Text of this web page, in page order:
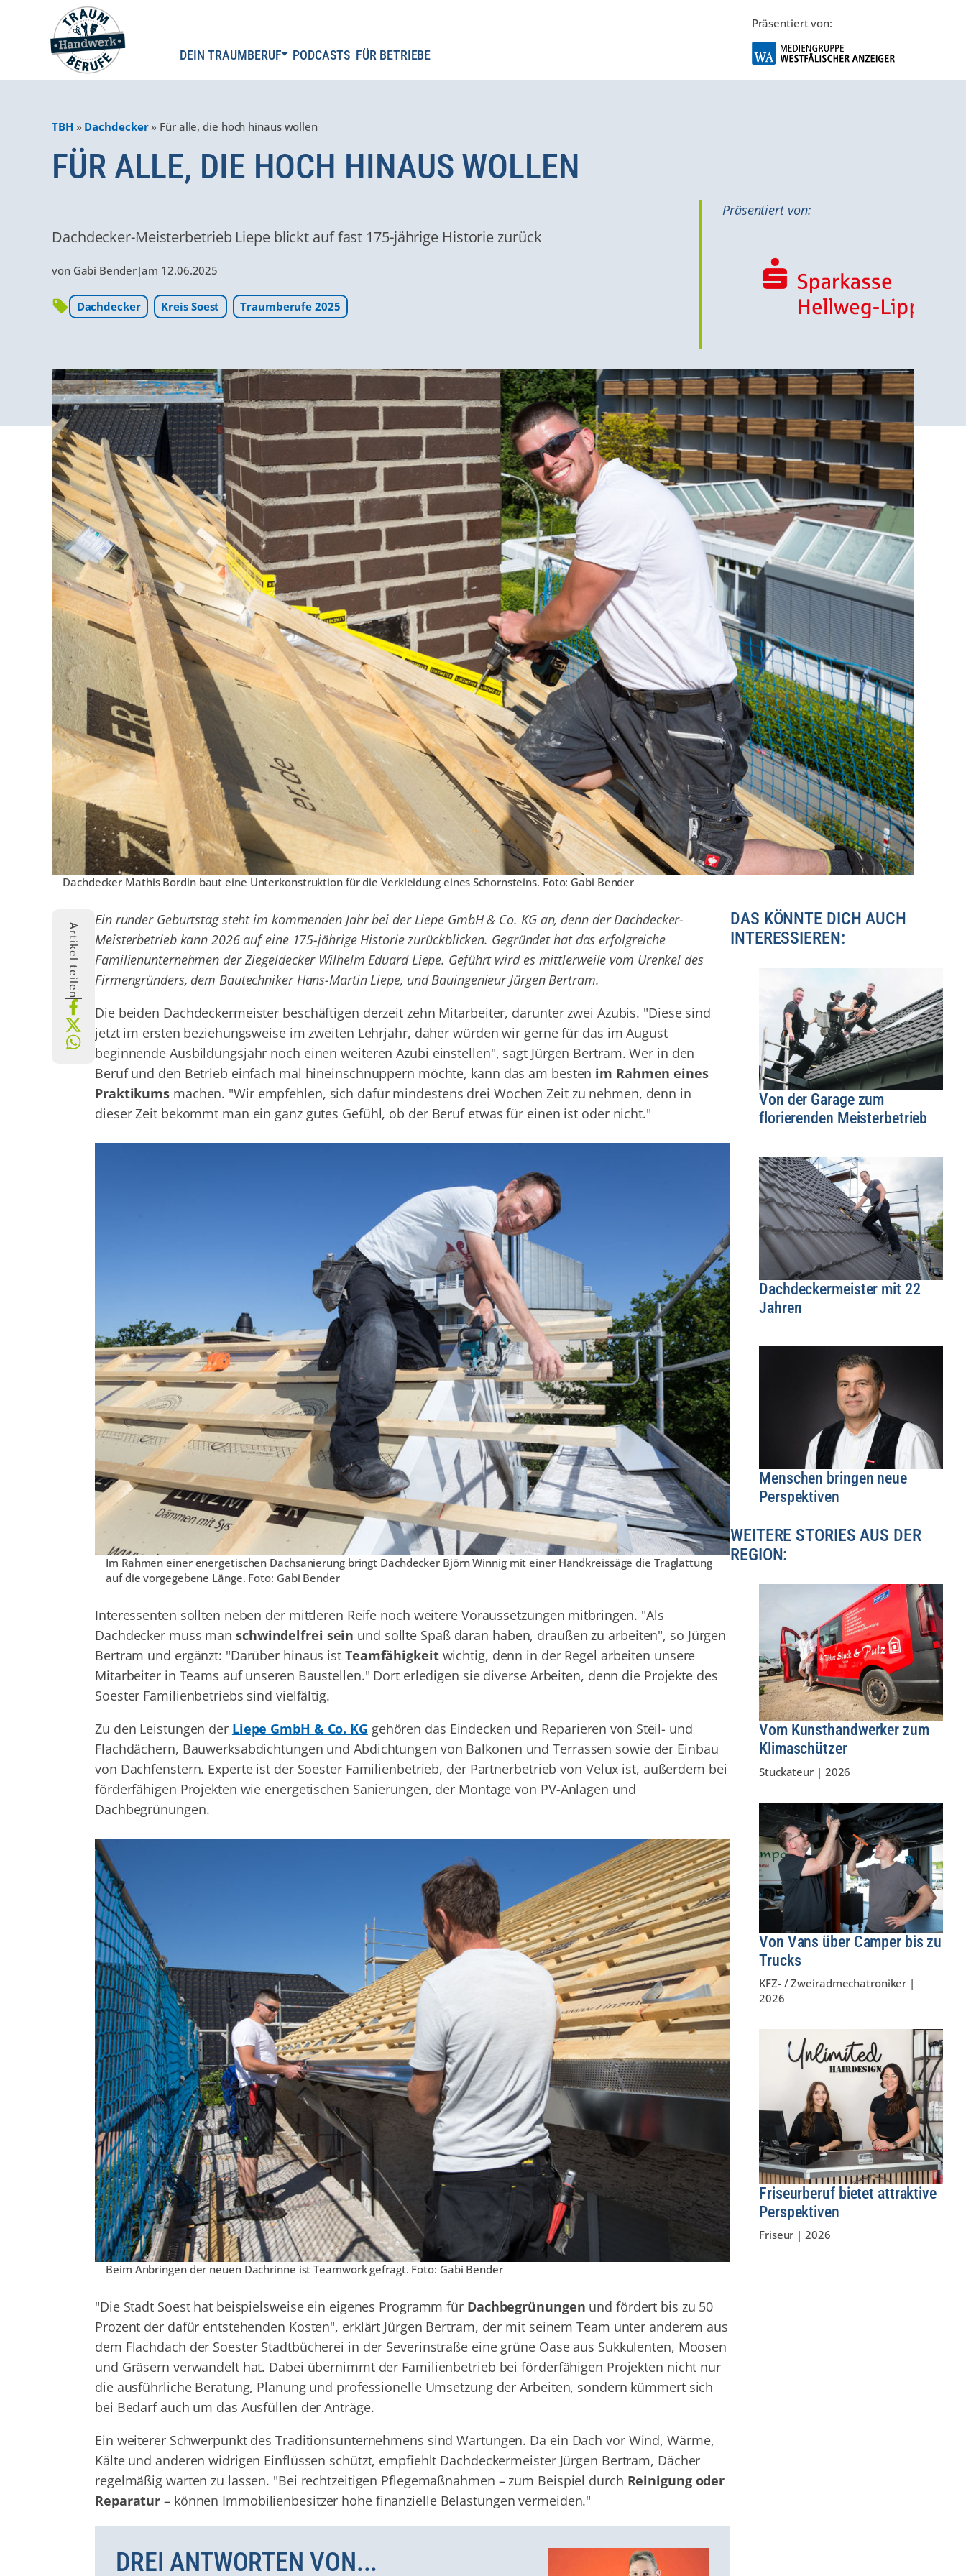
DEIN TRAUMBERUF PODCASTS FÜR BETRIEBE
Präsentiert von:
TBH» Dachdecker» Für alle, die hoch hinaus wollen
FÜR ALLE, DIE HOCH HINAUS WOLLEN
Dachdecker-Meisterbetrieb Liepe blickt auf fast 175-jährige Historie zurück
von Gabi Bender|am 12.06.2025
Dachdecker Kreis Soest Traumberufe 2025
Präsentiert von:
Dachdecker Mathis Bordin baut eine Unterkonstruktion für die Verkleidung eines Schornsteins. Foto: Gabi Bender
Artikel teilen
Ein runder Geburtstag steht im kommenden Jahr bei der Liepe GmbH & Co. KG an, denn der Dachdecker-
Meisterbetrieb kann 2026 auf eine 175-jährige Historie zurückblicken. Gegründet hat das erfolgreiche
Familienunternehmen der Ziegeldecker Wilhelm Eduard Liepe. Geführt wird es mittlerweile vom Urenkel des
Firmengründers, dem Bautechniker Hans-Martin Liepe, und Bauingenieur Jürgen Bertram.
Die beiden Dachdeckermeister beschäftigen derzeit zehn Mitarbeiter, darunter zwei Azubis. "Diese sind
jetzt im ersten beziehungsweise im zweiten Lehrjahr, daher würden wir gerne für das im August
beginnende Ausbildungsjahr noch einen weiteren Azubi einstellen", sagt Jürgen Bertram. Wer in den
Beruf und den Betrieb einfach mal hineinschnuppern möchte, kann das am besten im Rahmen eines
Praktikums machen. "Wir empfehlen, sich dafür mindestens drei Wochen Zeit zu nehmen, denn in
dieser Zeit bekommt man ein ganz gutes Gefühl, ob der Beruf etwas für einen ist oder nicht."
Im Rahmen einer energetischen Dachsanierung bringt Dachdecker Björn Winnig mit einer Handkreissäge die Traglattung
auf die vorgegebene Länge. Foto: Gabi Bender
Interessenten sollten neben der mittleren Reife noch weitere Voraussetzungen mitbringen. "Als
Dachdecker muss man schwindelfrei sein und sollte Spaß daran haben, draußen zu arbeiten", so Jürgen
Bertram und ergänzt: "Darüber hinaus ist Teamfähigkeit wichtig, denn in der Regel arbeiten unsere
Mitarbeiter in Teams auf unseren Baustellen." Dort erledigen sie diverse Arbeiten, denn die Projekte des
Soester Familienbetriebs sind vielfältig.
Zu den Leistungen der Liepe GmbH & Co. KG gehören das Eindecken und Reparieren von Steil- und
Flachdächern, Bauwerksabdichtungen und Abdichtungen von Balkonen und Terrassen sowie der Einbau
von Dachfenstern. Experte ist der Soester Familienbetrieb, der Partnerbetrieb von Velux ist, außerdem bei
förderfähigen Projekten wie energetischen Sanierungen, der Montage von PV-Anlagen und
Dachbegrünungen.
Beim Anbringen der neuen Dachrinne ist Teamwork gefragt. Foto: Gabi Bender
"Die Stadt Soest hat beispielsweise ein eigenes Programm für Dachbegrünungen und fördert bis zu 50
Prozent der dafür entstehenden Kosten", erklärt Jürgen Bertram, der mit seinem Team unter anderem aus
dem Flachdach der Soester Stadtbücherei in der Severinstraße eine grüne Oase aus Sukkulenten, Moosen
und Gräsern verwandelt hat. Dabei übernimmt der Familienbetrieb bei förderfähigen Projekten nicht nur
die ausführliche Beratung, Planung und professionelle Umsetzung der Arbeiten, sondern kümmert sich
bei Bedarf auch um das Ausfüllen der Anträge.
Ein weiterer Schwerpunkt des Traditionsunternehmens sind Wartungen. Da ein Dach vor Wind, Wärme,
Kälte und anderen widrigen Einflüssen schützt, empfiehlt Dachdeckermeister Jürgen Bertram, Dächer
regelmäßig warten zu lassen. "Bei rechtzeitigen Pflegemaßnahmen – zum Beispiel durch Reinigung oder
Reparatur – können Immobilienbesitzer hohe finanzielle Belastungen vermeiden."
DREI ANTWORTEN VON...
DAS KÖNNTE DICH AUCH
INTERESSIEREN:
Von der Garage zum
florierenden Meisterbetrieb
Dachdeckermeister mit 22
Jahren
Menschen bringen neue
Perspektiven
WEITERE STORIES AUS DER
REGION:
Vom Kunsthandwerker zum
Klimaschützer
Stuckateur | 2026
Von Vans über Camper bis zu
Trucks
KFZ- / Zweiradmechatroniker |
2026
Friseurberuf bietet attraktive
Perspektiven
Friseur |2026